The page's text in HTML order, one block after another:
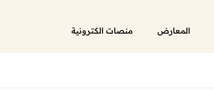
المعارض منصات الكترونية